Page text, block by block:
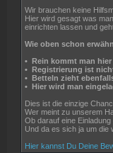
Wir brauchen keine
Hier wird gesagt was
einrichten lassen und
Wie oben schon
• Rein kommt man
• Registrierung ist
• Betteln zieht
• Hier wird man
Dies ist die einzige
Wer meint zu unserem
Ob darauf eine
Und da es sich ja um die
Hier kannst Du Deine